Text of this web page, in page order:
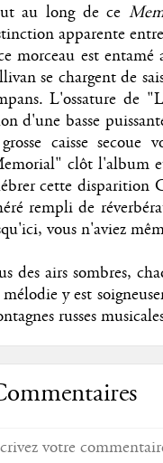
au long de ce
apparente
morceau est
se chargent de
L'ossature de
d'une basse
caisse secoue
clôt l'album
cette disparition
rempli de
vous n'aviez
des airs sombres,
y est
russes